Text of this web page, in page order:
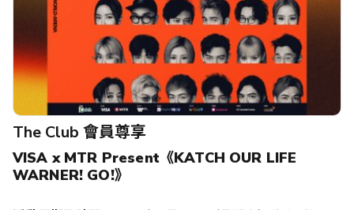
The Club 會員尊享
VISA x MTR Present《KATCH OUR LIFE
WARNER! GO!》